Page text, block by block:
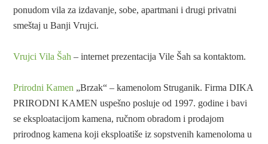
ponudom vila za izdavanje, sobe, apartmani i drugi privatni
smeštaj u Banji Vrujci.
Vrujci Vila Šah – internet prezentacija Vile Šah sa kontaktom.
Prirodni Kamen „Brzak“ – kamenolom Struganik. Firma DIKA
PRIRODNI KAMEN uspešno posluje od 1997. godine i bavi
se eksploatacijom kamena, ručnom obradom i prodajom
prirodnog kamena koji eksploatiše iz sopstvenih kamenoloma u